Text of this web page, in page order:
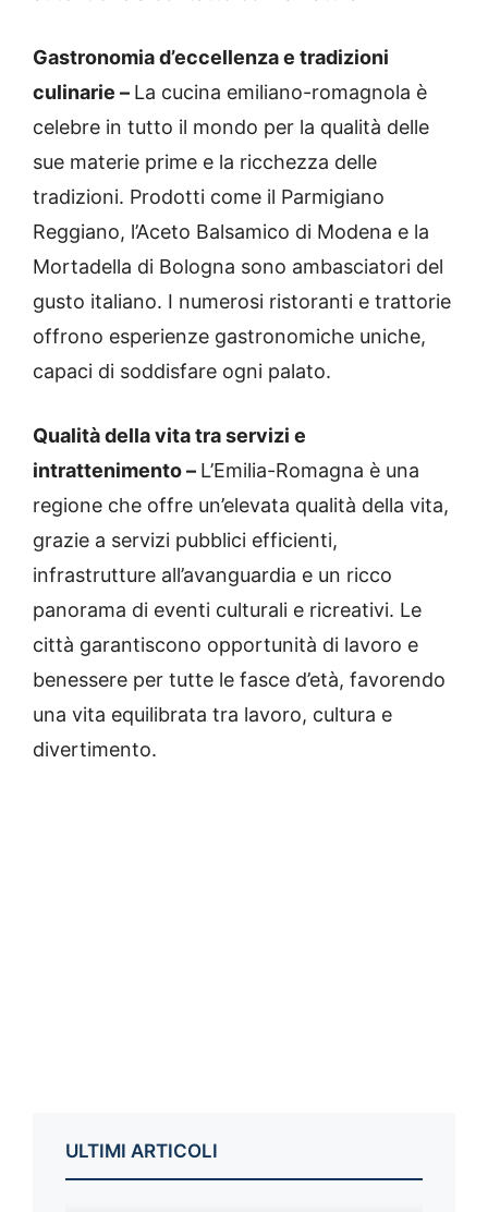
Gastronomia d’eccellenza e tradizioni
culinarie – La cucina emiliano-romagnola è
celebre in tutto il mondo per la qualità delle
sue materie prime e la ricchezza delle
tradizioni. Prodotti come il Parmigiano
Reggiano, l’Aceto Balsamico di Modena e la
Mortadella di Bologna sono ambasciatori del
gusto italiano. I numerosi ristoranti e trattorie
offrono esperienze gastronomiche uniche,
capaci di soddisfare ogni palato.
Qualità della vita tra servizi e
intrattenimento – L’Emilia-Romagna è una
regione che offre un’elevata qualità della vita,
grazie a servizi pubblici efficienti,
infrastrutture all’avanguardia e un ricco
panorama di eventi culturali e ricreativi. Le
città garantiscono opportunità di lavoro e
benessere per tutte le fasce d’età, favorendo
una vita equilibrata tra lavoro, cultura e
divertimento.
ULTIMI ARTICOLI